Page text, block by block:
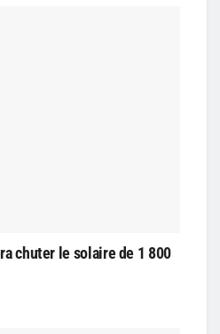
chuter le solaire de 1 800